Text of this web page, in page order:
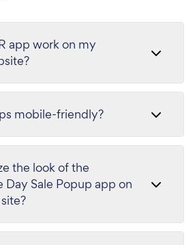
app work on my
mobile-friendly?
the look of the
Sale Popup app on